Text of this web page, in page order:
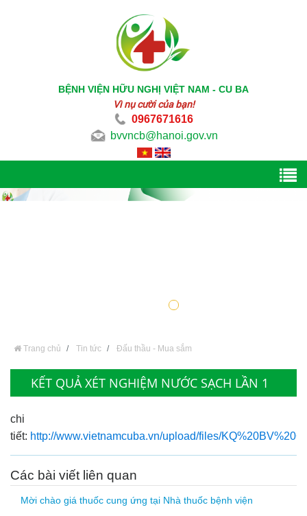
BỆNH VIỆN HỮU NGHỊ VIỆT NAM - CU BA
Vì nụ cười của bạn!
0967671616
bvvncb@hanoi.gov.vn
Trang chủ Tin tức Đấu thầu - Mua sắm
KẾT QUẢ XÉT NGHIỆM NƯỚC SẠCH LẦN 1
chi
tiết: http://www.vietnamcuba.vn/upload/files/
Các bài viết liên quan
Mời chào giá thuốc cung ứng tại Nhà thuốc bệnh viện